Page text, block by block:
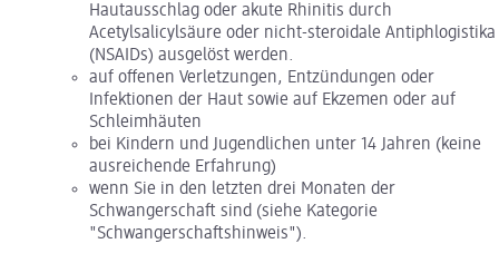
Hautausschlag oder akute Rhinitis durch
Acetylsalicylsäure oder nicht-steroidale Antiphlogistika
(NSAIDs) ausgelöst werden.
auf offenen Verletzungen, Entzündungen oder
Infektionen der Haut sowie auf Ekzemen oder auf
Schleimhäuten
bei Kindern und Jugendlichen unter 14 Jahren (keine
ausreichende Erfahrung)
wenn Sie in den letzten drei Monaten der
Schwangerschaft sind (siehe Kategorie
"Schwangerschaftshinweis").